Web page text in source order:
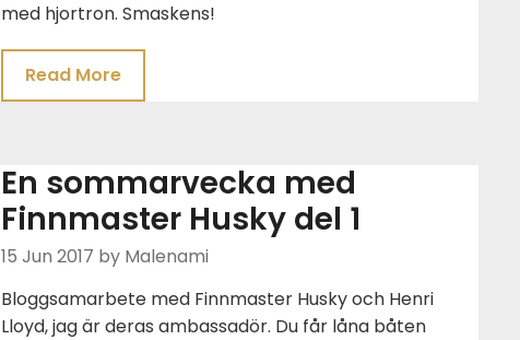
med hjortron. Smaskens!
Read More
En sommarvecka med
Finnmaster Husky del 1
15 Jun 2017 by Malenami
Bloggsamarbete med Finnmaster Husky och Henri
Lloyd, jag är deras ambassadör. Du får låna båten